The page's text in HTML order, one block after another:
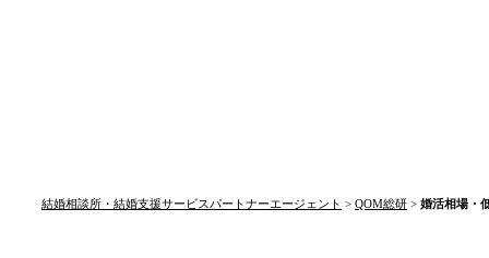
結婚相談所・結婚支援サービスパートナーエージェント > QOM総研 > 婚活相場・